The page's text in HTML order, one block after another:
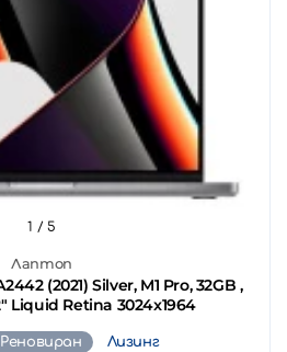
Лаптоп
(2021) Silver, M1 Pro, 32GB ,
Liquid Retina 3024x1964
1 / 5
Реновиран Лизинг